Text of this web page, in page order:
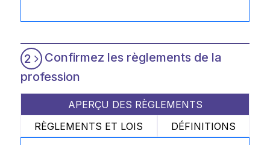
2
Confirmez les règlements de la
profession
APERÇU DES RÈGLEMENTS
RÈGLEMENTS ET LOIS
DÉFINITIONS